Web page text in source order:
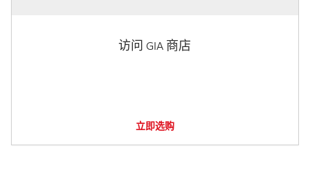
访问 GIA 商店
立即选购